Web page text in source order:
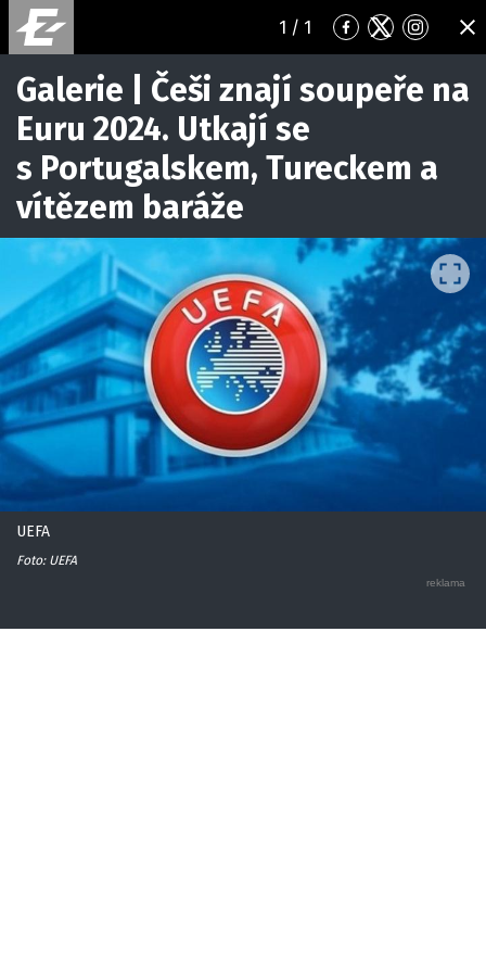
1 / 1
Přejít
na
Facebook
Přejít
na
Twitter
Přejít
na
Galerie | Češi znají soupeře na
Euru 2024. Utkají se
s Portugalskem, Tureckem a
vítězem baráže
UEFA
Foto: UEFA